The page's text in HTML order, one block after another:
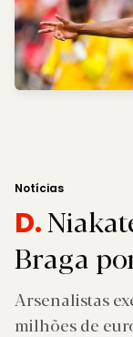
Notícias
D.
Braga
Arsenalistas
milhões de